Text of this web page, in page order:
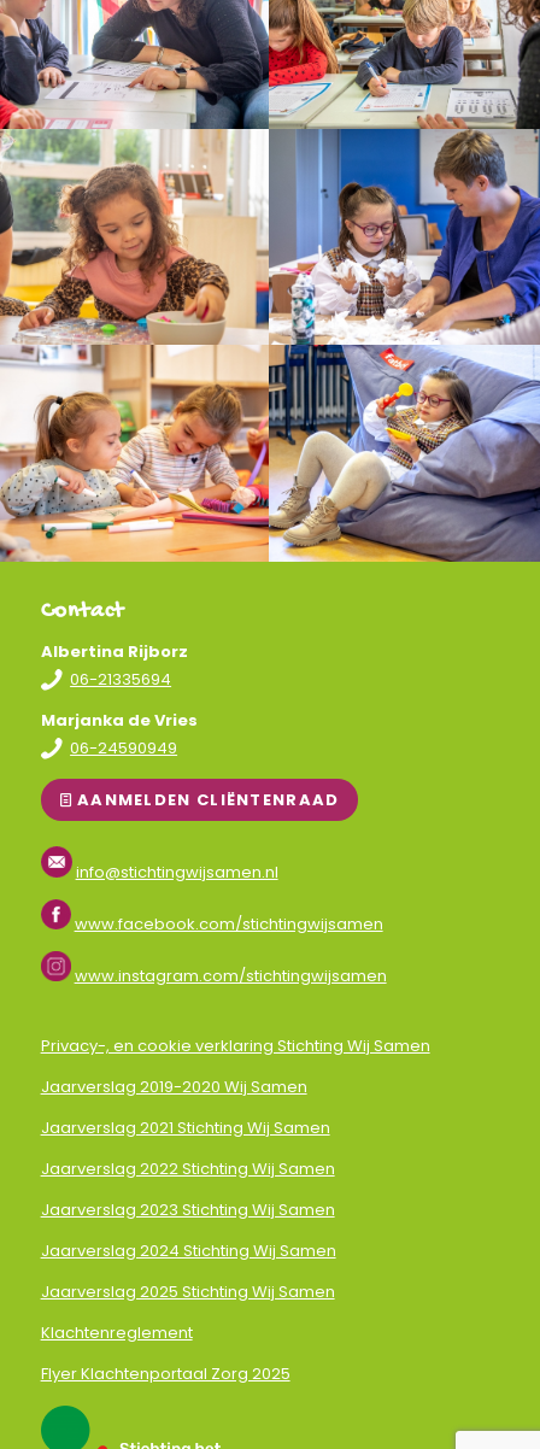
Contact
Albertina Rijborz
06-21335694
Marjanka de Vries
06-24590949
AANMELDEN CLIËNTENRAAD
info@stichtingwijsamen.nl
www.facebook.com/stichtingwijsamen
www.instagram.com/stichtingwijsamen
Privacy-, en cookie verklaring Stichting Wij Samen
Jaarverslag 2019-2020 Wij Samen
Jaarverslag 2021 Stichting Wij Samen
Jaarverslag 2022 Stichting Wij Samen
Jaarverslag 2023 Stichting Wij Samen
Jaarverslag 2024 Stichting Wij Samen
Jaarverslag 2025 Stichting Wij Samen
Klachtenreglement
Flyer Klachtenportaal Zorg 2025